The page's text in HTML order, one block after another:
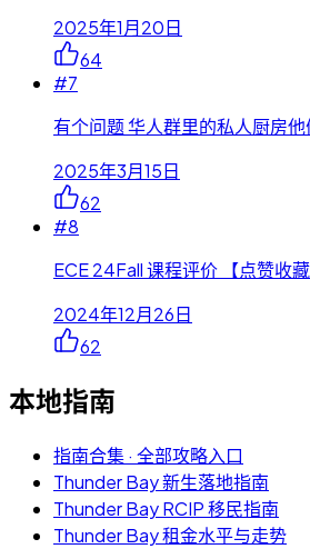
2025年1月20日
64
#7
有个问题 华人群里的私人厨房
2025年3月15日
62
#8
ECE 24Fall 课程评价 【点赞收藏
2024年12月26日
62
本地指南
指南合集 · 全部攻略入口
Thunder Bay 新生落地指南
Thunder Bay RCIP 移民指南
Thunder Bay 租金水平与走势